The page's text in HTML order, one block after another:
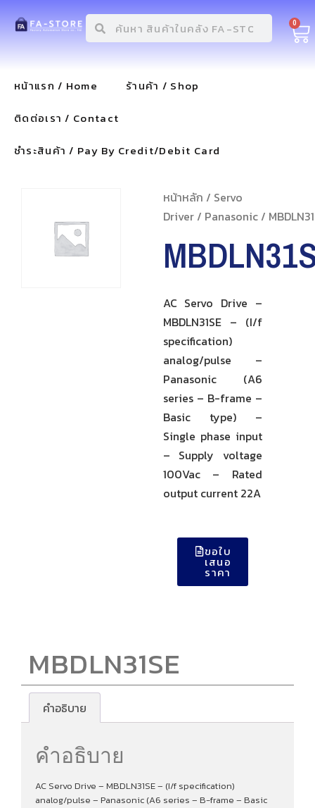
0
หน้าแรก / Home
ร้านค้า / Shop
ติดต่อเรา / Contact
ชำระสินค้า / Pay By Credit/Debit Card
หน้าหลัก / Servo
Driver/ Panasonic/
AC Servo Drive –
MBDLN31SE – (I/f
specification)
analog/pulse –
Panasonic (A6
series – B-frame –
Basic type) –
Single phase input
– Supply voltage
100Vac – Rated
output current 22A
ขอใบ
เสนอ
ราคา
MBDLN31SE
คำอธิบาย
คำอธิบาย
AC Servo Drive – MBDLN31SE – (I/f specification)
analog/pulse – Panasonic (A6 series – B-frame – Basic